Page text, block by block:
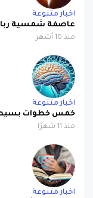
اخبار متنوعة
عاصفة شمسية
منذ 10 أشهر
اخبار متنوعة
خمس خطوات بسيطة
منذ 11 شهرًا
اخبار متنوعة